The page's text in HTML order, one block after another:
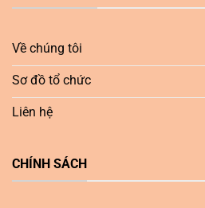
Về chúng tôi
Sơ đồ tổ chức
Liên hệ
CHÍNH SÁCH